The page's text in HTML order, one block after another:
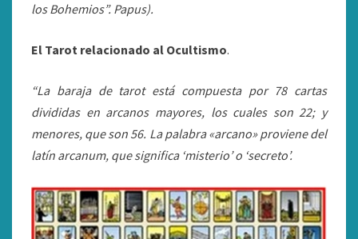
los Bohemios”. Papus).
El Tarot relacionado al Ocultismo.
“La baraja de tarot está compuesta por 78 cartas
divididas en arcanos mayores, los cuales son 22; y
menores, que son 56. La palabra «arcano» proviene del
latín arcanum, que significa ‘misterio’ o ‘secreto’.